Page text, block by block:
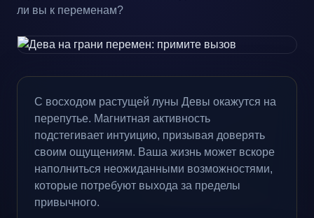
ли вы к переменам?
С восходом растущей луны Девы окажутся на
перепутье. Магнитная активность
подстегивает интуицию, призывая доверять
своим ощущениям. Ваша жизнь может вскоре
наполниться неожиданными возможностями,
которые потребуют выхода за пределы
привычного.